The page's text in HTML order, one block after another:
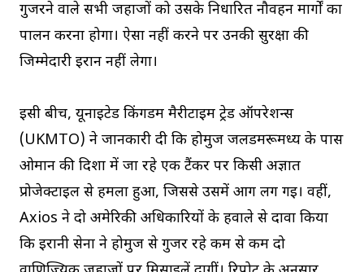
गुजरने वाले सभी जहाजों को उसके निर्धारित नौवहन मार्गों का
पालन करना होगा। ऐसा नहीं करने पर उनकी सुरक्षा की
जिम्मेदारी ईरान नहीं लेगा।
इसी बीच, यूनाइटेड किंगडम मैरीटाइम ट्रेड ऑपरेशन्स
(UKMTO) ने जानकारी दी कि होर्मुज जलडमरूमध्य के पास
ओमान की दिशा में जा रहे एक टैंकर पर किसी अज्ञात
प्रोजेक्टाइल से हमला हुआ, जिससे उसमें आग लग गई। वहीं,
Axios ने दो अमेरिकी अधिकारियों के हवाले से दावा किया
कि ईरानी सेना ने होर्मुज से गुजर रहे कम से कम दो